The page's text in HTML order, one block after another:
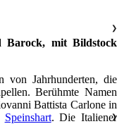
Barock, mit Bildstock
von Jahrhunderten, die
Berühmte Namen
Battista Carlone in
Speinshart. Die Italiener
❯
❯